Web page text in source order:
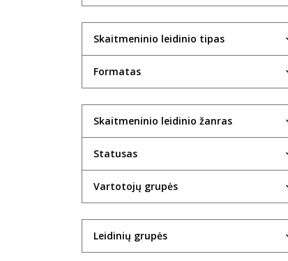
Skaitmeninio leidinio tipas
Formatas
Skaitmeninio leidinio žanras
Statusas
Vartotojų grupės
Leidinių grupės